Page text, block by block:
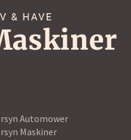
Automower
Maskiner